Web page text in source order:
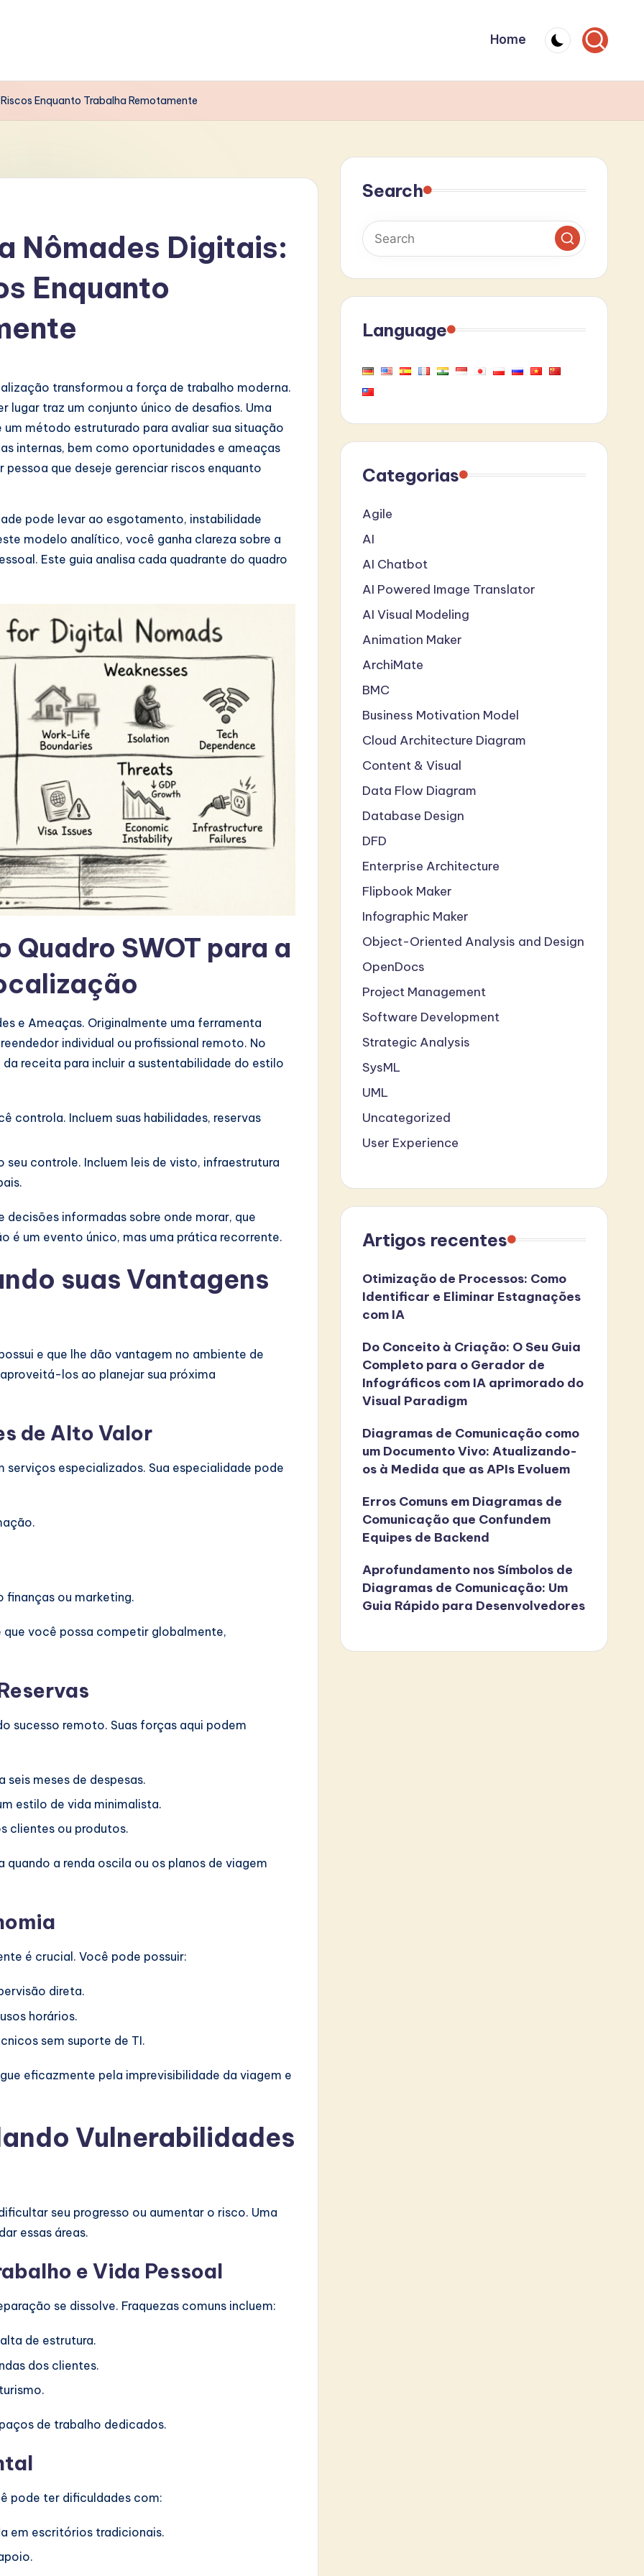
Home
Enquanto Trabalha Remotamente
Nômades Digitais:
Enquanto
transformou a força de trabalho moderna.
lugar traz um conjunto único de desafios. Uma
um método estruturado para avaliar sua situação
internas, bem como oportunidades e ameaças
pessoa que deseje gerenciar riscos enquanto
pode levar ao esgotamento, instabilidade
modelo analítico, você ganha clareza sobre a
Este guia analisa cada quadrante do quadro
Quadro SWOT para a
e Ameaças. Originalmente uma ferramenta
individual ou profissional remoto. No
receita para incluir a sustentabilidade do estilo
controla. Incluem suas habilidades, reservas
seu controle. Incluem leis de visto, infraestrutura
informadas sobre onde morar, que
é um evento único, mas uma prática recorrente.
suas Vantagens
e que lhe dão vantagem no ambiente de
los ao planejar sua próxima
de Alto Valor
especializados. Sua especialidade pode
ou marketing.
você possa competir globalmente,
sucesso remoto. Suas forças aqui podem
seis meses de despesas.
estilo de vida minimalista.
clientes ou produtos.
a renda oscila ou os planos de viagem
é crucial. Você pode possuir:
direta.
horários.
sem suporte de TI.
eficazmente pela imprevisibilidade da viagem e
Vulnerabilidades
seu progresso ou aumentar o risco. Uma
essas áreas.
e Vida Pessoal
se dissolve. Fraquezas comuns incluem:
de estrutura.
dos clientes.
de trabalho dedicados.
pode ter dificuldades com:
em escritórios tradicionais.
Search
Language
Categorias
Agile
AI
AI Chatbot
AI Powered Image Translator
AI Visual Modeling
Animation Maker
ArchiMate
BMC
Business Motivation Model
Cloud Architecture Diagram
Content & Visual
Data Flow Diagram
Database Design
DFD
Enterprise Architecture
Flipbook Maker
Infographic Maker
Object-Oriented Analysis and Design
OpenDocs
Project Management
Software Development
Strategic Analysis
SysML
UML
Uncategorized
User Experience
Artigos recentes
Otimização de Processos: Como
Identificar e Eliminar Estagnações
com IA
Do Conceito à Criação: O Seu Guia
Completo para o Gerador de
Infográficos com IA aprimorado do
Visual Paradigm
Diagramas de Comunicação como
um Documento Vivo: Atualizando-
os à Medida que as APIs Evoluem
Erros Comuns em Diagramas de
Comunicação que Confundem
Equipes de Backend
Aprofundamento nos Símbolos de
Diagramas de Comunicação: Um
Guia Rápido para Desenvolvedores